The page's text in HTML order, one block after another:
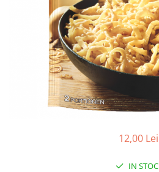
12,00 Lei
IN STOC